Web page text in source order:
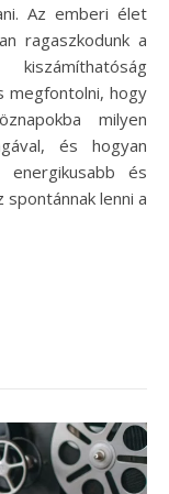
Az emberi élet
ragaszkodunk a
megfontolni, hogy
milyen
és hogyan
és
lenni a